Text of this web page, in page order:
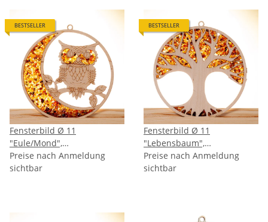
BESTSELLER
Fensterbild Ø 11
"Eule/Mond",
Bernstein/Birke
Preise nach Anmeldung
sichtbar
BESTSELLER
Fensterbild Ø 11
"Lebensbaum",
Bernstein/Birke
Preise nach Anmeldung
sichtbar